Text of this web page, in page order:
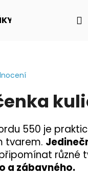
O NÁS -
550 je
tvarem.
různé
a zábavného.